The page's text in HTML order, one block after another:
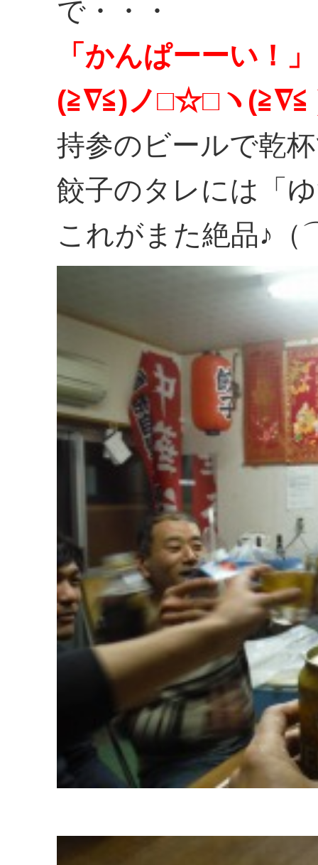
で・・・
「かんぱーーい！」
(≧∇≦)ノ□☆□ヽ(≧∇≦
持参のビールで乾
餃子のタレには「
これがまた絶品♪